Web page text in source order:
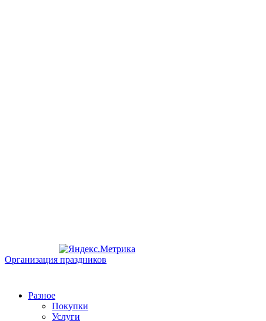
Организация праздников
Разное
Покупки
Услуги